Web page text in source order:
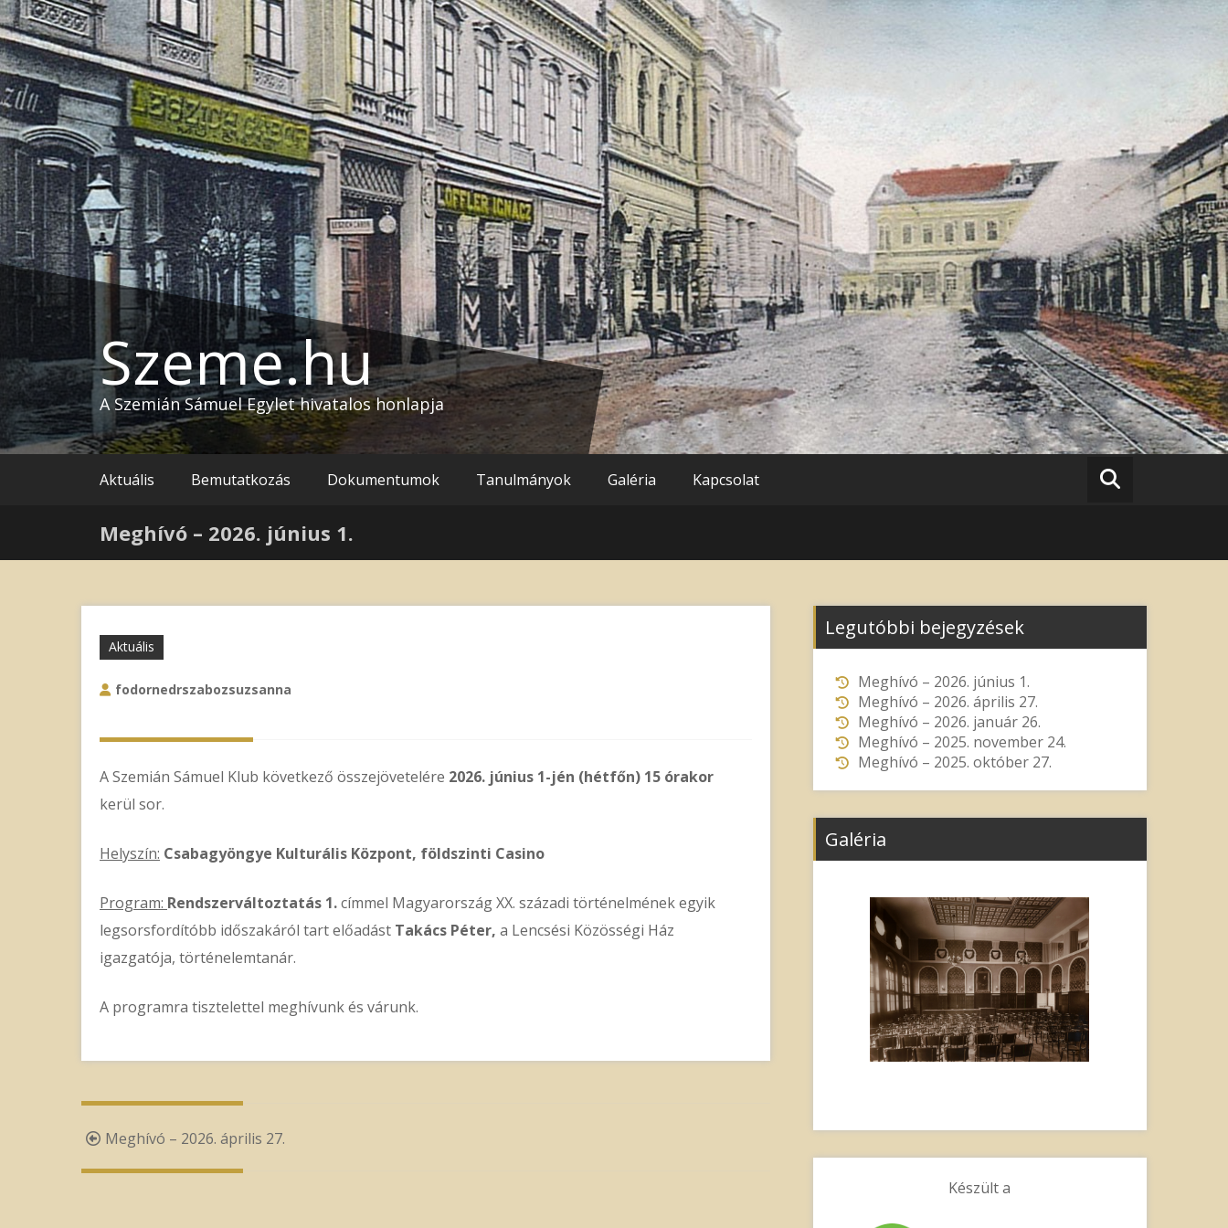
Skip
to
content
Szeme.hu
A Szemián Sámuel Egylet hivatalos honlapja
Aktuális Bemutatkozás Dokumentumok Tanulmányok Galéria Kapcsolat
Meghívó – 2026. június 1.
Aktuális
fodornedrszabozsuzsanna
A Szemián Sámuel Klub következő összejövetelére 2026. június 1-jén (hétfőn) 15 órakor
kerül sor.
Helyszín: Csabagyöngye Kulturális Központ, földszinti Casino
Program: Rendszerváltoztatás 1.címmel Magyarország XX. századi történelmének egyik
legsorsfordítóbb időszakáról tart előadást Takács Péter, a Lencsési Közösségi Ház
igazgatója, történelemtanár.
A programra tisztelettel meghívunk és várunk.
Post
navigation
Meghívó – 2026. április 27.
Legutóbbi bejegyzések
Meghívó – 2026. június 1.
Meghívó – 2026. április 27.
Meghívó – 2026. január 26.
Meghívó – 2025. november 24.
Meghívó – 2025. október 27.
Galéria
Készült a